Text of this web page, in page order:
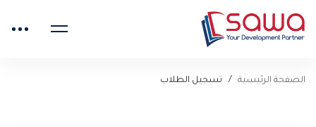
الصفحة الرئيسية تسجيل الطلاب